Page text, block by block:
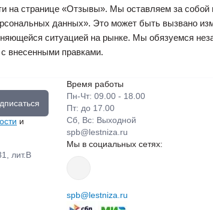
на странице «Отзывы». Мы оставляем за
данных». Это может быть вызвано
ситуацией на рынке. Мы обязуемся
внесенными правками.
и
лит.В
Время работы
Пн-Чт: 09.00 - 18.00
Пт: до 17.00
Сб, Вс: Выходной
spb@lestniza.ru
Мы в социальных сетях:
spb@lestniza.ru